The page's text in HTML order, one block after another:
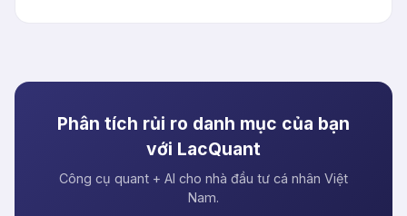
Phân tích rủi ro danh mục của bạn
với LacQuant
Công cụ quant + AI cho nhà đầu tư cá nhân Việt
Nam.